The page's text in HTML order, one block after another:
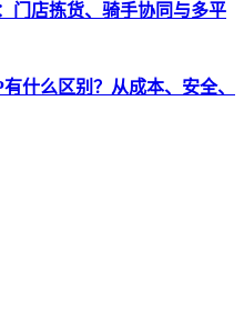
门店拣货、骑手协同与多平
什么区别？从成本、安全、